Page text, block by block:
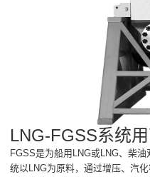
LNG-FGSS系统
FGSS是为船用LNG或LNG、柴
统以LNG为原料，通过增压、汽